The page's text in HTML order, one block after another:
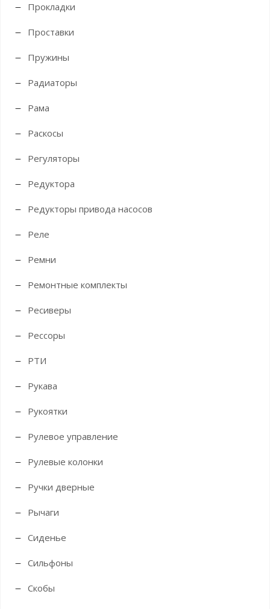
Прокладки
Проставки
Пружины
Радиаторы
Рама
Раскосы
Регуляторы
Редуктора
Редукторы привода насосов
Реле
Ремни
Ремонтные комплекты
Ресиверы
Рессоры
РТИ
Рукава
Рукоятки
Рулевое управление
Рулевые колонки
Ручки дверные
Рычаги
Сиденье
Сильфоны
Скобы